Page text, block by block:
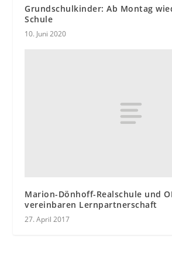
Grundschulkinder: Ab Montag
Schule
10. Juni 2020
Marion-Dönhoff-Realschule und
vereinbaren Lernpartnerschaft
27. April 2017